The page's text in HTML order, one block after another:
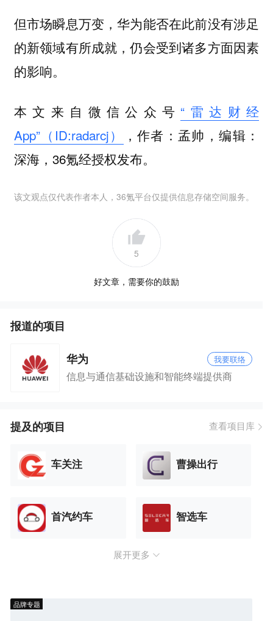
但市场瞬息万变，华为能否在此前没有涉足
的新领域有所成就，仍会受到诸多方面因素
的影响。
本文来自微信公众号 “雷达财经
App”（ID:radarcj）
，作者：孟帅，编辑：
深海，36氪经授权发布。
该文观点仅代表作者本人，36氪平台仅提供信息存储空间服务。
5
好文章，需要你的鼓励
报道的项目
华为 我要联络
信息与通信基础设施和智能终端提供商
提及的项目 查看项目库
车关注 曹操出行
首汽约车 智选车
展开更多
品牌专题